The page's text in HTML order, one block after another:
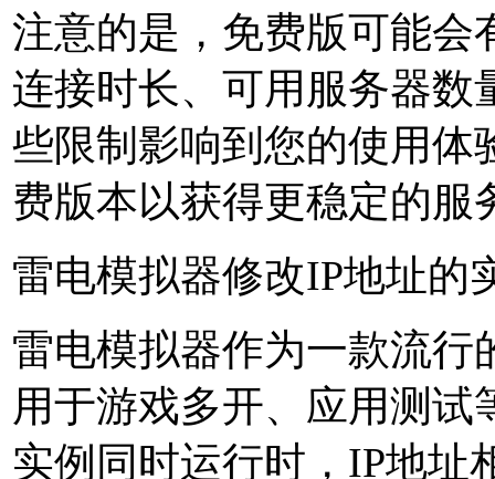
注意的是，免费版可能会
连接时长、可用服务器数
些限制影响到您的使用体
费版本以获得更稳定的服
雷电模拟器修改IP地址的
雷电模拟器作为一款流行
用于游戏多开、应用测试
实例同时运行时，IP地址